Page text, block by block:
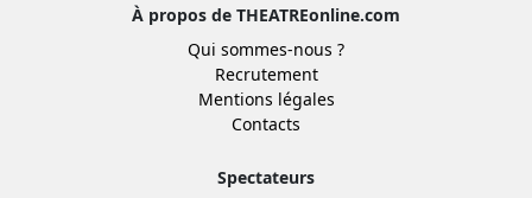
À propos de THEATREonline.com
Qui sommes-nous ?
Recrutement
Mentions légales
Contacts
Spectateurs